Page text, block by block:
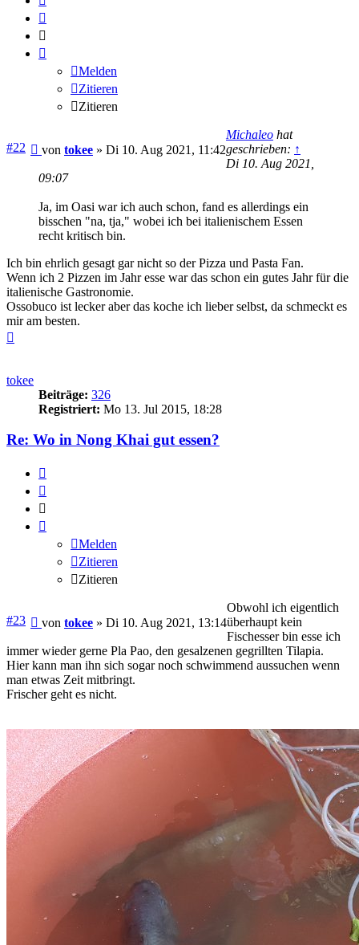
Melden
Zitieren
Zitieren
#22 Beitrag
von tokee » Di 10. Aug 2021, 11:42
Michaleo hat
geschrieben: ↑
Di 10. Aug 2021,
09:07
Ja, im Oasi war ich auch schon, fand es allerdings ein
bisschen "na, tja," wobei ich bei italienischem Essen
recht kritisch bin.
Ich bin ehrlich gesagt gar nicht so der Pizza und Pasta Fan.
Wenn ich 2 Pizzen im Jahr esse war das schon ein gutes Jahr für die
italienische Gastronomie.
Ossobuco ist lecker aber das koche ich lieber selbst, da schmeckt es
mir am besten.
tokee
Beiträge: 326
Registriert: Mo 13. Jul 2015, 18:28
Re: Wo in Nong Khai gut essen?
Melden
Zitieren
Zitieren
#23 Beitrag
von tokee » Di 10. Aug 2021, 13:14
Obwohl ich eigentlich
überhaupt kein
Fischesser bin esse ich
immer wieder gerne Pla Pao, den gesalzenen gegrillten Tilapia.
Hier kann man ihn sich sogar noch schwimmend aussuchen wenn
man etwas Zeit mitbringt.
Frischer geht es nicht.